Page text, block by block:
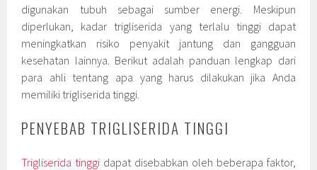
digunakan tubuh sebagai sumber energi. Meskipun
diperlukan, kadar trigliserida yang terlalu tinggi dapat
meningkatkan risiko penyakit jantung dan gangguan
kesehatan lainnya. Berikut adalah panduan lengkap dari
para ahli tentang apa yang harus dilakukan jika Anda
memiliki trigliserida tinggi.
PENYEBAB TRIGLISERIDA TINGGI
Trigliserida tinggi dapat disebabkan oleh beberapa faktor,